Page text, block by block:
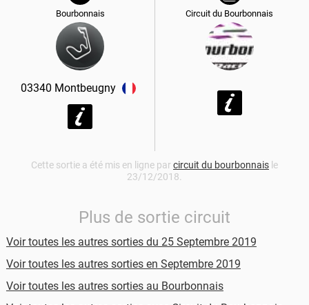
Bourbonnais
03340 Montbeugny
Circuit du Bourbonnais
Cette sortie a été mis en ligne par circuit du bourbonnaisle
23/12/2018.
Plus de sortie circuit
Voir toutes les autres sorties du 25 Septembre 2019
Voir toutes les autres sorties en Septembre 2019
Voir toutes les autres sorties au Bourbonnais